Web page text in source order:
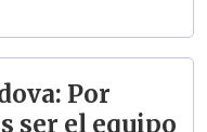
Por
ser el equipo